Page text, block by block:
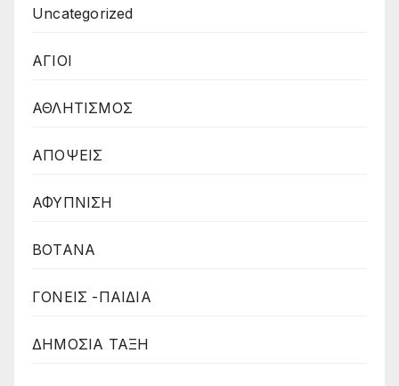
Uncategorized
ΑΓΙΟΙ
ΑΘΛΗΤΙΣΜΟΣ
ΑΠΟΨΕΙΣ
ΑΦΥΠΝΙΣΗ
ΒΟΤΑΝΑ
ΓΟΝΕΙΣ -ΠΑΙΔΙΑ
ΔΗΜΟΣΙΑ ΤΑΞΗ